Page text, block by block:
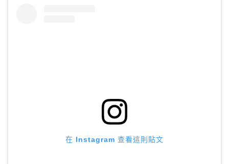
在 Instagram 查看這則貼文